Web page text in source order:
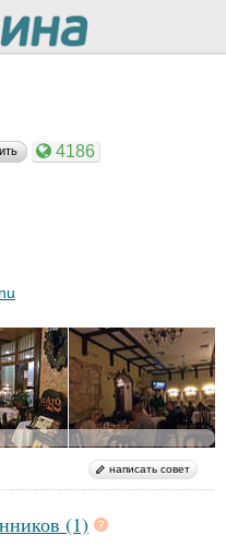
4186
написать совет
(1)